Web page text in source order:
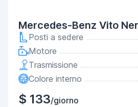
Mercedes-Benz Vito
Posti a sedere
Motore
Trasmissione
Colore interno
$ 133/giorno